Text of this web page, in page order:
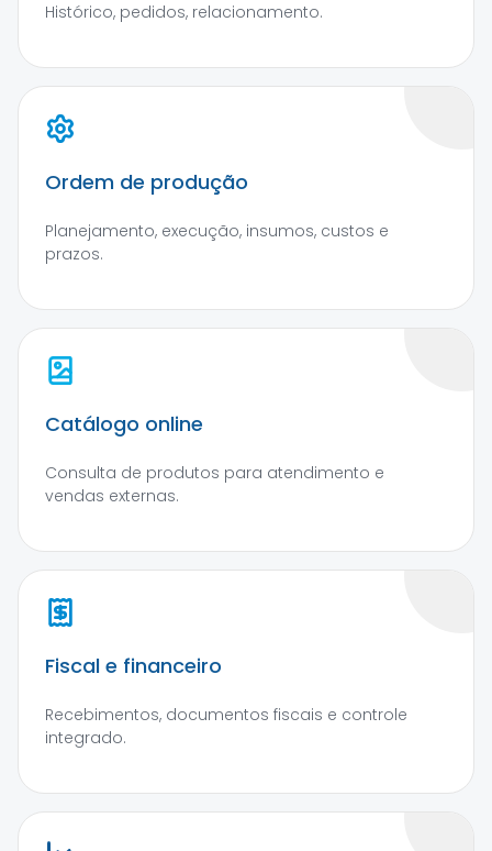
Histórico, pedidos, relacionamento.
Ordem de produção
Planejamento, execução, insumos, custos e
prazos.
Catálogo online
Consulta de produtos para atendimento e
vendas externas.
Fiscal e financeiro
Recebimentos, documentos fiscais e controle
integrado.